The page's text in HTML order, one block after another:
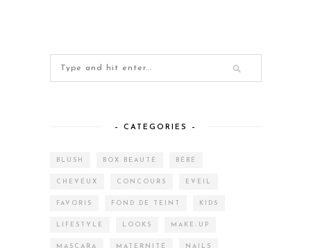
– CATEGORIES –
BLUSH BOX BEAUTÉ BÉBÉ
CHEVEUX CONCOURS EVEIL
FAVORIS FOND DE TEINT KIDS
LIFESTYLE LOOKS MAKE-UP
MASCARA MATERNITÉ NAILS